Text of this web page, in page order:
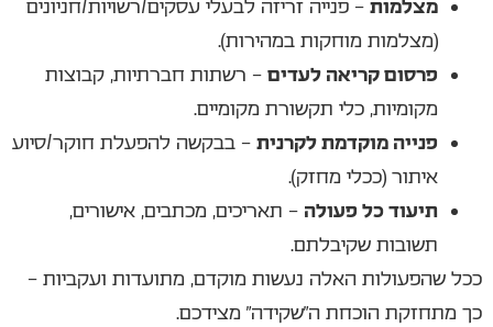
מצלמות – פנייה זריזה לבעלי עסקים/רשויות/חניונים
(מצלמות מוחקות במהירות).
פרסום קריאה לעדים – רשתות חברתיות, קבוצות
מקומיות, כלי תקשורת מקומיים.
פנייה מוקדמת לקרנית – בבקשה להפעלת חוקר/סיוע
איתור (ככלי מחזק).
תיעוד כל פעולה – תאריכים, מכתבים, אישורים,
תשובות שקיבלתם.
ככל שהפעולות האלה נעשות מוקדם, מתועדות ועקביות –
כך מתחזקת הוכחת ה”שקידה” מצידכם.